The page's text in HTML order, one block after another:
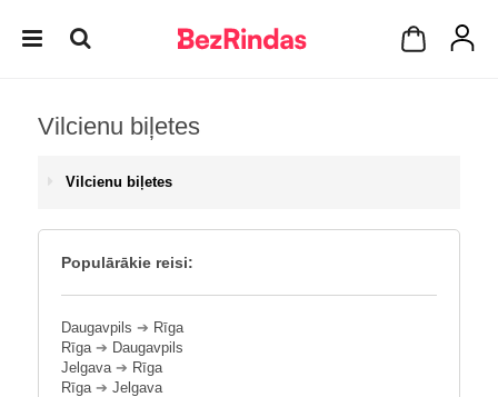
Vilcienu biļetes
Vilcienu biļetes
Populārākie reisi:
Daugavpils ➔ Rīga
Rīga➔ Daugavpils
Jelgava➔ Rīga
Rīga➔ Jelgava